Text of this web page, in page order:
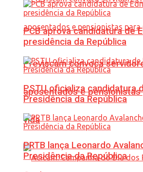
Previscam convoca
aposentados e pensionistas
vida
PCB aprova candidatura de
presidência da República
PSTU oficializa candidatura
Presidência da República
PRTB lança Leonardo
Presidência da República